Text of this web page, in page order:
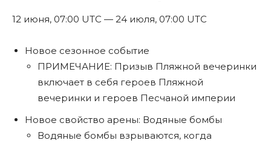
12 июня, 07:00 UTC — 24 июля, 07:00 UTC
Новое сезонное событие
ПРИМЕЧАНИЕ: Призыв Пляжной вечеринки
включает в себя героев Пляжной
вечеринки и героев Песчаной империи
Новое свойство арены: Водяные бомбы
Водяные бомбы взрываются, когда